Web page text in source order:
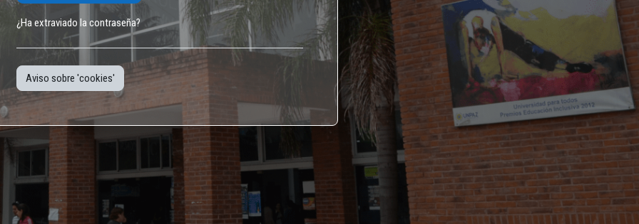
¿Ha extraviado la contraseña?
Aviso sobre 'cookies'